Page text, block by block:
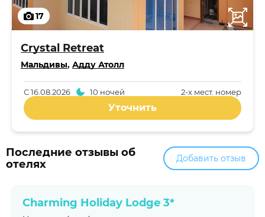
17
Crystal Retreat
Мальдивы, Адду Атолл
2-x мест. номер
С16.08.2026 10 ночей
Уточнить
Последние отзывы об
отелях
Добавить отзыв
Charming Holiday Lodge 3*